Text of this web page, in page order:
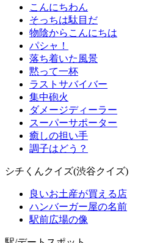
こんにちわん
そっちは駄目だ
物陰からこんにちは
パシャ！
落ち着いた風景
黙って一杯
ラストサバイバー
集中砲火
ダメージディーラー
スーパーサポーター
癒しの担い手
調子はどう？
シチくんクイズ(渋谷クイズ)
良いお土産が買える店
ハンバーガー屋の名前
駅前広場の像